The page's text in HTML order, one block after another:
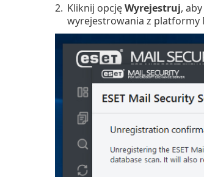
2. Kliknij opcjęWyrejestruj,
wyrejestrowania z platformy